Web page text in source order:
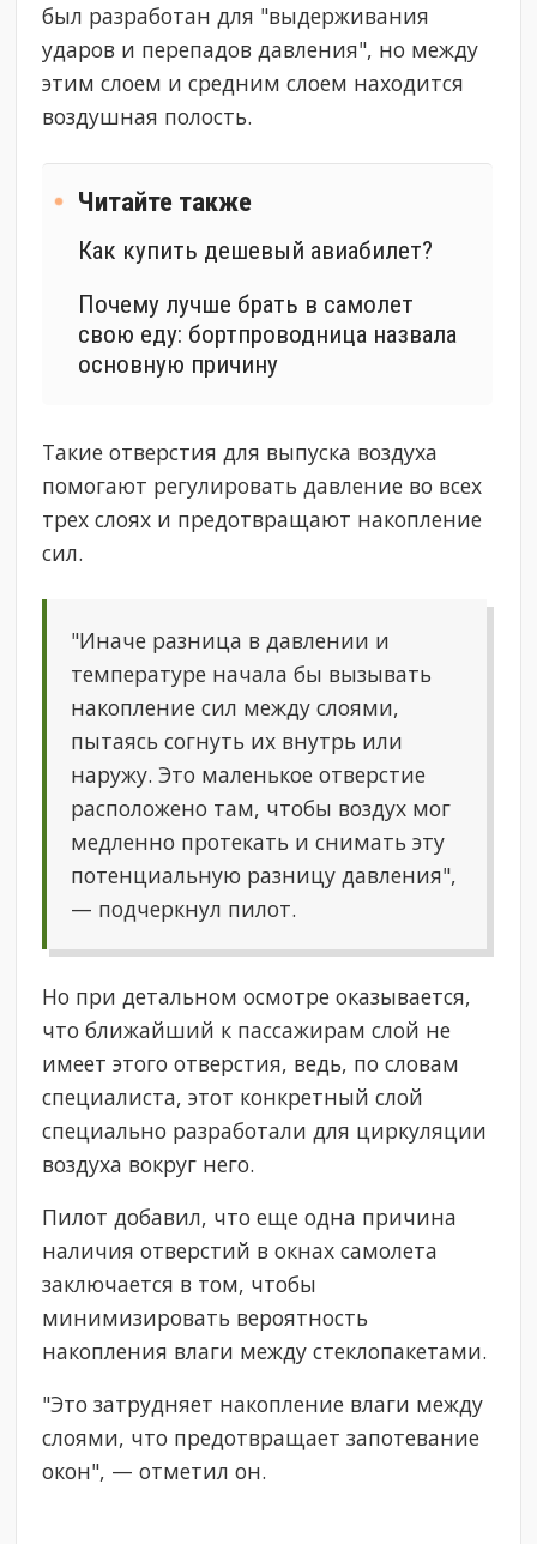
был разработан для "выдерживания
ударов и перепадов давления", но между
этим слоем и средним слоем находится
воздушная полость.
Читайте также
​Как купить дешевый авиабилет?
Почему лучше брать в самолет
свою еду: бортпроводница назвала
основную причину
Такие отверстия для выпуска воздуха
помогают регулировать давление во всех
трех слоях и предотвращают накопление
сил.
"Иначе разница в давлении и
температуре начала бы вызывать
накопление сил между слоями,
пытаясь согнуть их внутрь или
наружу. Это маленькое отверстие
расположено там, чтобы воздух мог
медленно протекать и снимать эту
потенциальную разницу давления",
— подчеркнул пилот.
Но при детальном осмотре оказывается,
что ближайший к пассажирам слой не
имеет этого отверстия, ведь, по словам
специалиста, этот конкретный слой
специально разработали для циркуляции
воздуха вокруг него.
Пилот добавил, что еще одна причина
наличия отверстий в окнах самолета
заключается в том, чтобы
минимизировать вероятность
накопления влаги между стеклопакетами.
"Это затрудняет накопление влаги между
слоями, что предотвращает запотевание
окон", — отметил он.